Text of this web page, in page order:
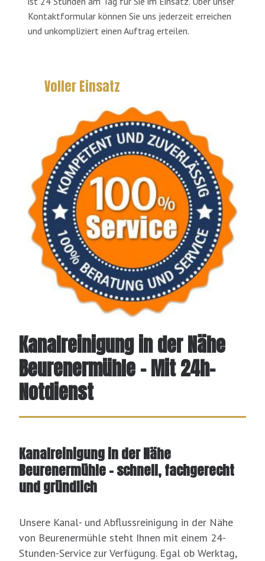
Kanalreinigung in der Nähe
Beurenermühle - Mit 24h-
Notdienst
Kanalreinigung in der Nähe
Beurenermühle – schnell, fachgerecht
und gründlich
Unsere Kanal- und Abflussreinigung in der Nähe
von Beurenermühle steht Ihnen mit einem 24-
Stunden-Service zur Verfügung. Egal ob Werktag,
Kontaktformular können Sie uns jederzeit erreichen
und unkompliziert einen Auftrag erteilen.
Voller Einsatz